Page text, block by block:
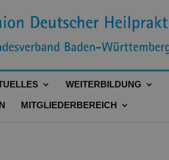
WEITERBILDUNG
MITGLIEDERBEREICH